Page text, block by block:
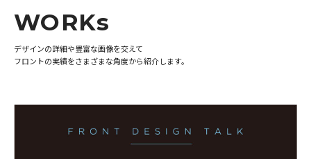
WORKs
デザインの詳細や豊富な画像を交えて
フロントの実績をさまざまな角度から紹介します。